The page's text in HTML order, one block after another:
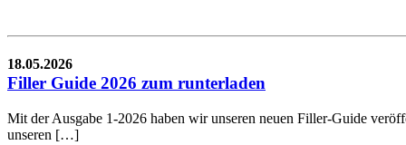
18.05.2026
Filler Guide 2026 zum runterladen
Mit der Ausgabe 1-2026 haben wir unseren neuen Filler-Guide
unseren […]